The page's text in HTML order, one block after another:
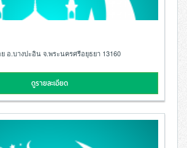
อ.บางปะอิน จ.พระนครศรีอยุธยา 13160
ดูรายละเอียด